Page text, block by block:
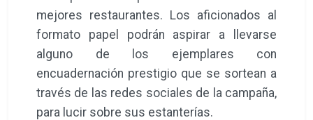
mejores restaurantes. Los aficionados al
formato papel podrán aspirar a llevarse
alguno de los ejemplares con
encuadernación prestigio que se sortean a
través de las redes sociales de la campaña,
para lucir sobre sus estanterías.